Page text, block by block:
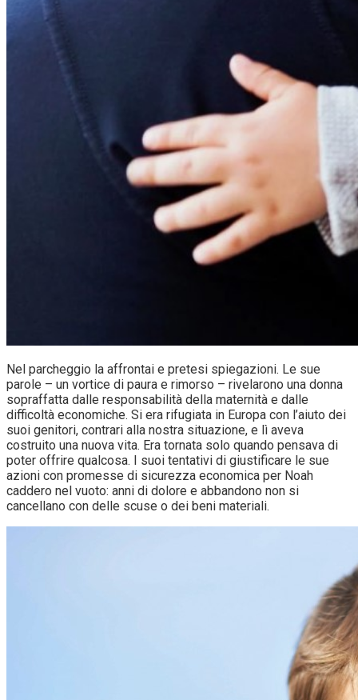
Nel parcheggio la affrontai e pretesi spiegazioni. Le sue
parole – un vortice di paura e rimorso – rivelarono una donna
sopraffatta dalle responsabilità della maternità e dalle
difficoltà economiche. Si era rifugiata in Europa con l’aiuto dei
suoi genitori, contrari alla nostra situazione, e lì aveva
costruito una nuova vita. Era tornata solo quando pensava di
poter offrire qualcosa. I suoi tentativi di giustificare le sue
azioni con promesse di sicurezza economica per Noah
caddero nel vuoto: anni di dolore e abbandono non si
cancellano con delle scuse o dei beni materiali.